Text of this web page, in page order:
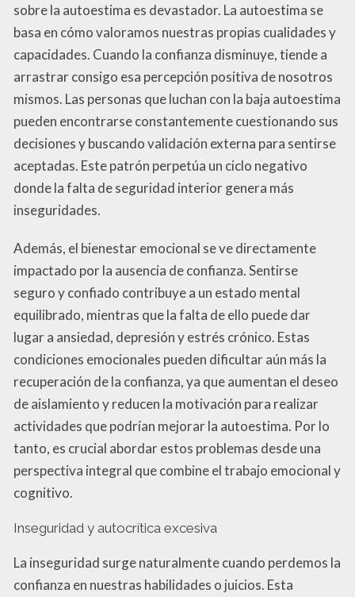
sobre la autoestima es devastador. La autoestima se
basa en cómo valoramos nuestras propias cualidades y
capacidades. Cuando la confianza disminuye, tiende a
arrastrar consigo esa percepción positiva de nosotros
mismos. Las personas que luchan con la baja autoestima
pueden encontrarse constantemente cuestionando sus
decisiones y buscando validación externa para sentirse
aceptadas. Este patrón perpetúa un ciclo negativo
donde la falta de seguridad interior genera más
inseguridades.
Además, el bienestar emocional se ve directamente
impactado por la ausencia de confianza. Sentirse
seguro y confiado contribuye a un estado mental
equilibrado, mientras que la falta de ello puede dar
lugar a ansiedad, depresión y estrés crónico. Estas
condiciones emocionales pueden dificultar aún más la
recuperación de la confianza, ya que aumentan el deseo
de aislamiento y reducen la motivación para realizar
actividades que podrían mejorar la autoestima. Por lo
tanto, es crucial abordar estos problemas desde una
perspectiva integral que combine el trabajo emocional y
cognitivo.
Inseguridad y autocrítica excesiva
La inseguridad surge naturalmente cuando perdemos la
confianza en nuestras habilidades o juicios. Esta